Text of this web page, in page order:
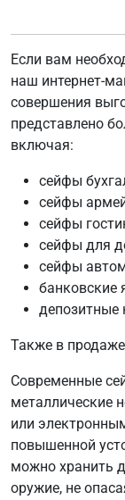
Если вам
наш интернет-
совершения
представлено
включая:
сейфы
сейфы
сейфы
сейфы для
сейфы
банковские
депозитные
Также в
Современные
металлические
или
повышенной
можно хранить
оружие, не